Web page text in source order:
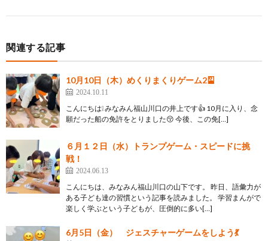
関連する記事
10月10日（木）めくりまくりゲーム2🎴
2024.10.11
こんにちは❕ みなみん福山川口の井上です👍 10月に入り、念
願だった船の免許をとりました😚 今後、この免[…]
６月１２日（水）トランプゲーム・スピードに挑
戦！
2024.06.13
こんにちは、みなみん福山川口の山下です。 昨日、語彙力が
ある子ども達の習慣という記事を読みました。 学習まんがで
楽しく学ぶという子どもが、圧倒的に多い[…]
6月5日（金） ジェスチャーゲームをしよう💃